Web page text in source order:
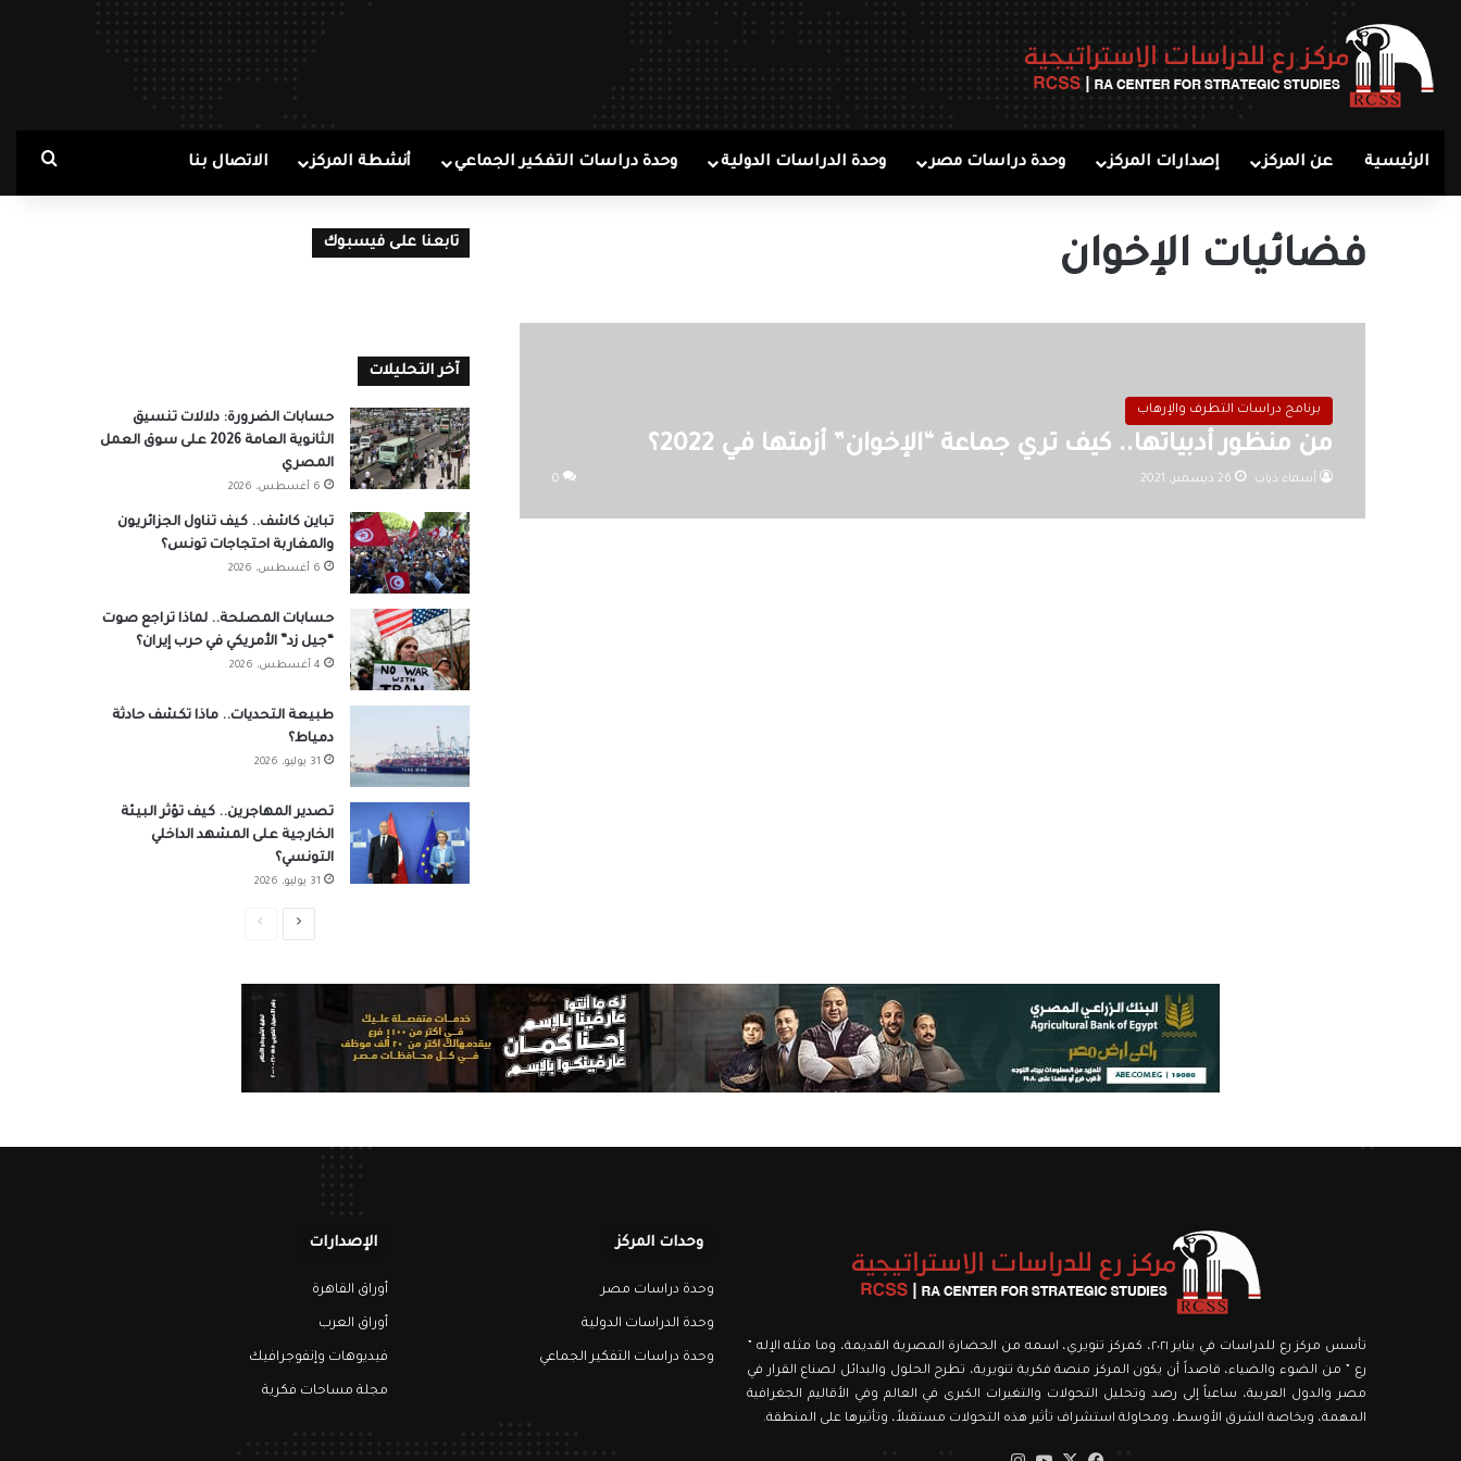
الرئيسية عن المركز إصدارات المركز وحدة دراسات مصر وحدة الدراسات الدولية وحدة دراسات التفكير الجماعي أنشطة المركز الاتصال بنا بحث
فضائيات الإخوان
برنامج دراسات التطرف والإرهاب
من منظور أدبياتها.. كيف تري جماعة “الإخوان” أزمتها في 2022؟
أسماء دياب 26 ديسمبر، 2021 0
تابعنا على فيسبوك
آخر التحليلات
حسابات الضرورة: دلالات تنسيق
الثانوية العامة 2026 على سوق العمل
المصري
6 أغسطس، 2026
تباين كاشف.. كيف تناول الجزائريون
والمغاربة احتجاجات تونس؟
6 أغسطس، 2026
حسابات المصلحة.. لماذا تراجع صوت
“جيل زد” الأمريكي في حرب إيران؟
4 أغسطس، 2026
طبيعة التحديات.. ماذا تكشف حادثة
دمياط؟
31 يوليو، 2026
تصدير المهاجرين.. كيف تؤثر البيئة
الخارجية على المشهد الداخلي
التونسي؟
31 يوليو، 2026
الصفحة الصفحة
تأسس مركز رع للدراسات في يناير ٢٠٢١، كمركز تنويري، اسمه من الحضارة المصرية القديمة، وما مثله الإله ”
رع ” من الضوء والضياء، قاصداً أن يكون المركز منصة فكرية تنويرية، تطرح الحلول والبدائل لصناع القرار في
مصر والدول العربية، ساعياً إلى رصد وتحليل التحولات والتغيرات الكبرى في العالم وفي الأقاليم الجغرافية
المهمة، وبخاصة الشرق الأوسط، ومحاولة استشراف تأثير هذه التحولات مستقبلاً، وتأثيرها على المنطقة.
وحدات المركز
وحدة دراسات مصر
وحدة الدراسات الدولية
وحدة دراسات التفكير الجماعي
الإصدارات
أوراق القاهرة
أوراق العرب
فيديوهات وإنفوجرافيك
مجلة مساحات فكرية